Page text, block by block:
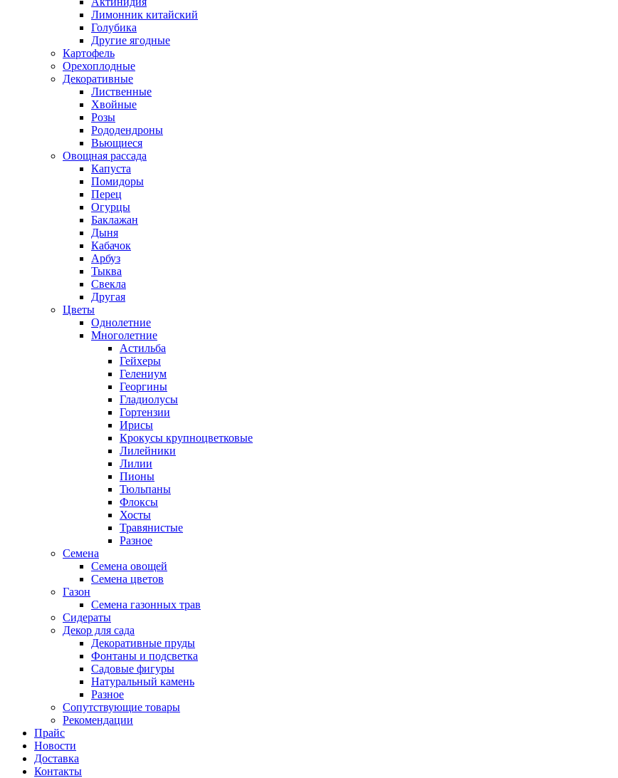
Лимонник китайский
Голубика
Другие ягодные
Картофель
Орехоплодные
Декоративные
Лиственные
Хвойные
Розы
Рододендроны
Вьющиеся
Овощная рассада
Капуста
Помидоры
Перец
Огурцы
Баклажан
Дыня
Кабачок
Арбуз
Тыква
Свекла
Другая
Цветы
Однолетние
Многолетние
Астильба
Гейхеры
Гелениум
Георгины
Гладиолусы
Гортензии
Ирисы
Крокусы крупноцветковые
Лилейники
Лилии
Пионы
Тюльпаны
Флоксы
Хосты
Травянистые
Разное
Семена
Семена овощей
Семена цветов
Газон
Семена газонных трав
Сидераты
Декор для сада
Декоративные пруды
Фонтаны и подсветка
Садовые фигуры
Натуральный камень
Разное
Сопутствующие товары
Рекомендации
Прайс
Новости
Доставка
Контакты